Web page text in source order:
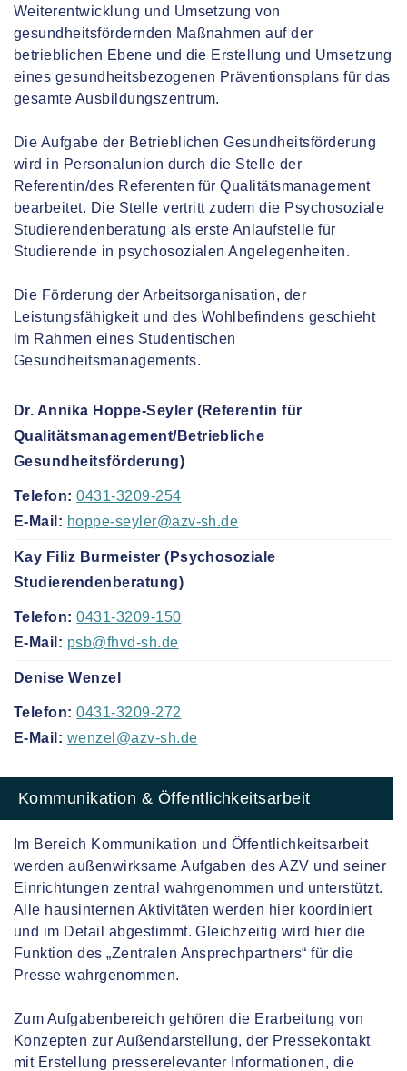
Weiterentwicklung und Umsetzung von
gesundheitsfördernden Maßnahmen auf der
betrieblichen Ebene und die Erstellung und Umsetzung
eines gesundheitsbezogenen Präventionsplans für das
gesamte Ausbildungszentrum.
Die Aufgabe der Betrieblichen Gesundheitsförderung
wird in Personalunion durch die Stelle der
Referentin/des Referenten für Qualitätsmanagement
bearbeitet. Die Stelle vertritt zudem die Psychosoziale
Studierendenberatung als erste Anlaufstelle für
Studierende in psychosozialen Angelegenheiten.
Die Förderung der Arbeitsorganisation, der
Leistungsfähigkeit und des Wohlbefindens geschieht
im Rahmen eines Studentischen
Gesundheitsmanagements.
Dr. Annika Hoppe-Seyler (Referentin für
Qualitätsmanagement/Betriebliche
Gesundheitsförderung)
Telefon: 0431-3209-254
E-Mail: hoppe-seyler@azv-sh.de
Kay Filiz Burmeister (Psychosoziale
Studierendenberatung)
Telefon: 0431-3209-150
E-Mail: psb@fhvd-sh.de
Denise Wenzel
Telefon: 0431-3209-272
E-Mail: wenzel@azv-sh.de
Kommunikation & Öffentlichkeitsarbeit
Im Bereich Kommunikation und Öffentlichkeitsarbeit
werden außenwirksame Aufgaben des AZV und seiner
Einrichtungen zentral wahrgenommen und unterstützt.
Alle hausinternen Aktivitäten werden hier koordiniert
und im Detail abgestimmt. Gleichzeitig wird hier die
Funktion des „Zentralen Ansprechpartners“ für die
Presse wahrgenommen.
Zum Aufgabenbereich gehören die Erarbeitung von
Konzepten zur Außendarstellung, der Pressekontakt
mit Erstellung presserelevanter Informationen, die